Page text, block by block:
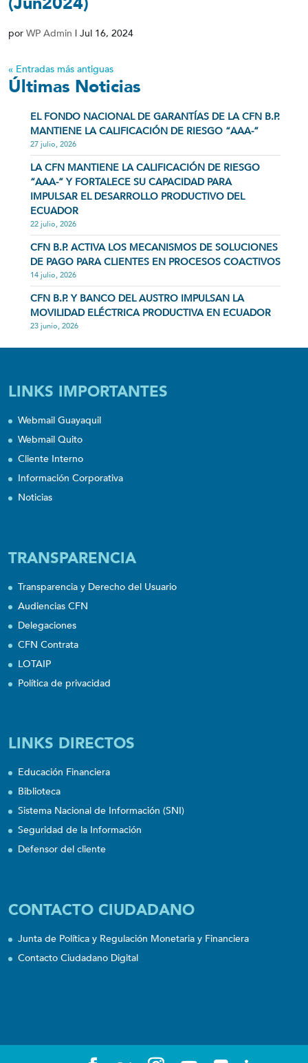
por WP Admin | Jul 16, 2024
« Entradas más antiguas
Últimas Noticias
EL FONDO NACIONAL DE GARANTÍAS DE LA CFN B.P.
MANTIENE LA CALIFICACIÓN DE RIESGO “AAA-”
27 julio, 2026
LA CFN MANTIENE LA CALIFICACIÓN DE RIESGO
“AAA-” Y FORTALECE SU CAPACIDAD PARA
IMPULSAR EL DESARROLLO PRODUCTIVO DEL
ECUADOR
22 julio, 2026
CFN B.P. ACTIVA LOS MECANISMOS DE SOLUCIONES
DE PAGO PARA CLIENTES EN PROCESOS COACTIVOS
14 julio, 2026
CFN B.P. Y BANCO DEL AUSTRO IMPULSAN LA
MOVILIDAD ELÉCTRICA PRODUCTIVA EN ECUADOR
23 junio, 2026
LINKS IMPORTANTES
Webmail Guayaquil
Webmail Quito
Cliente Interno
Información Corporativa
Noticias
TRANSPARENCIA
Transparencia y Derecho del Usuario
Audiencias CFN
Delegaciones
CFN Contrata
LOTAIP
Política de privacidad
LINKS DIRECTOS
Educación Financiera
Biblioteca
Sistema Nacional de Información (SNI)
Seguridad de la Información
Defensor del cliente
CONTACTO CIUDADANO
Junta de Política y Regulación Monetaria y Financiera
Contacto Ciudadano Digital